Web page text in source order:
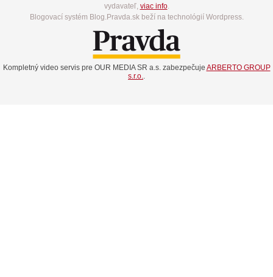
vydavateľ, viac info.
Blogovací systém Blog.Pravda.sk beží na technológií Wordpress.
Kompletný video servis pre OUR MEDIA SR a.s. zabezpečuje ARBERTO GROUP
s.r.o.